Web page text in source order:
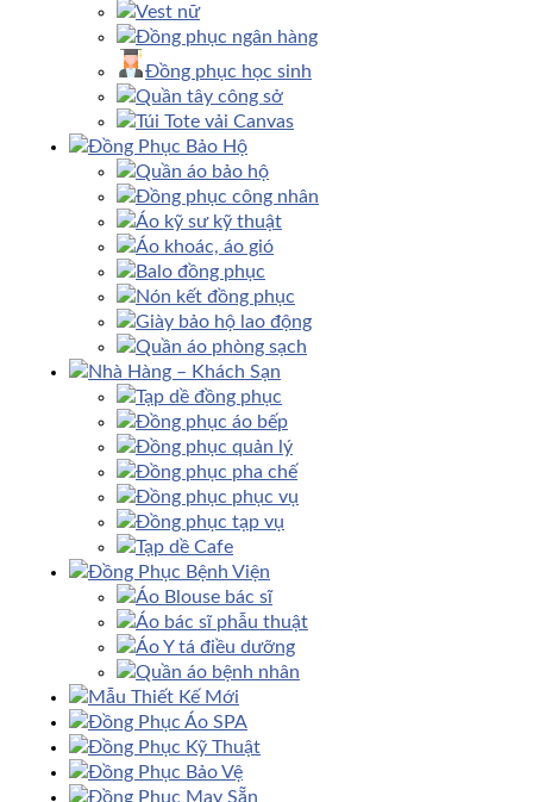
Vest nữ
Đồng phục ngân hàng
Đồng phục học sinh
Quần tây công sở
Túi Tote vải Canvas
Đồng Phục Bảo Hộ
Quần áo bảo hộ
Đồng phục công nhân
Áo kỹ sư kỹ thuật
Áo khoác, áo gió
Balo đồng phục
Nón kết đồng phục
Giày bảo hộ lao động
Quần áo phòng sạch
Nhà Hàng – Khách Sạn
Tạp dề đồng phục
Đồng phục áo bếp
Đồng phục quản lý
Đồng phục pha chế
Đồng phục phục vụ
Đồng phục tạp vụ
Tạp dề Cafe
Đồng Phục Bệnh Viện
Áo Blouse bác sĩ
Áo bác sĩ phẫu thuật
Áo Y tá điều dưỡng
Quần áo bệnh nhân
Mẫu Thiết Kế Mới
Đồng Phục Áo SPA
Đồng Phục Kỹ Thuật
Đồng Phục Bảo Vệ
Đồng Phục May Sẵn